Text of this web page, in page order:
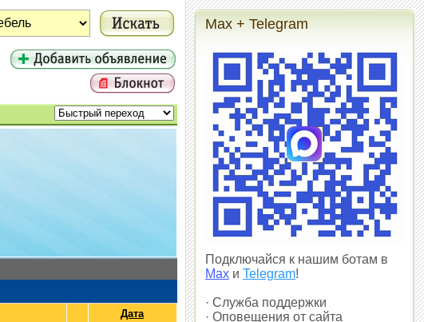
Дата
Max + Telegram
Подключайся к нашим ботам в
Max и Telegram!
· Служба поддержки
· Оповещения от сайта